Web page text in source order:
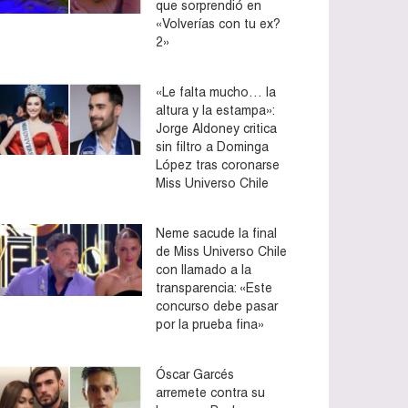
que sorprendió en
«Volverías con tu ex?
2»
«Le falta mucho… la
altura y la estampa»:
Jorge Aldoney critica
sin filtro a Dominga
López tras coronarse
Miss Universo Chile
Neme sacude la final
de Miss Universo Chile
con llamado a la
transparencia: «Este
concurso debe pasar
por la prueba fina»
Óscar Garcés
arremete contra su